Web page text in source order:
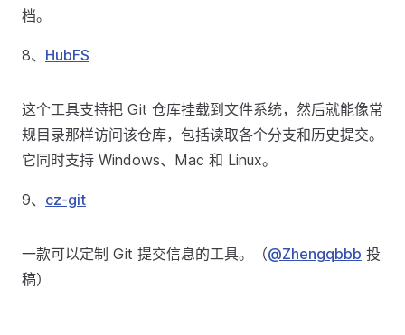
档。
8、 HubFS
这个工具支持把 Git 仓库挂载到文件系统，然后就能像常
规目录那样访问该仓库，包括读取各个分支和历史提交。
它同时支持 Windows、Mac 和 Linux。
9、 cz-git
一款可以定制 Git 提交信息的工具。（@Zhengqbbb 投
稿）